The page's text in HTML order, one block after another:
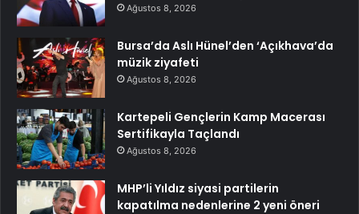
Ağustos 8, 2026
Bursa’da Aslı Hünel’den ‘Açıkhava’da
müzik ziyafeti
Ağustos 8, 2026
Kartepeli Gençlerin Kamp Macerası
Sertifikayla Taçlandı
Ağustos 8, 2026
MHP’li Yıldız siyasi partilerin
kapatılma nedenlerine 2 yeni öneri